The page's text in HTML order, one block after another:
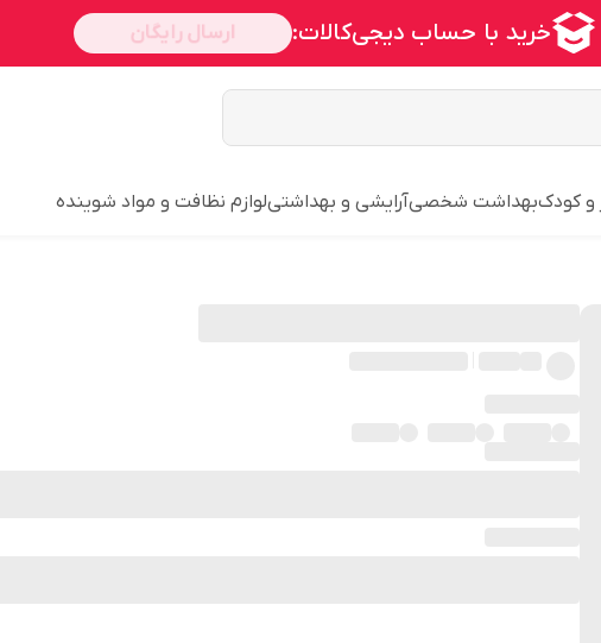
و کودکبهداشت شخصیآرایشی و بهداشتیلوازم نظافت و مواد شوینده